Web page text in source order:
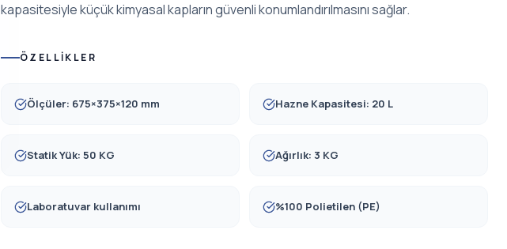
kapasitesiyle küçük kimyasal kapların güvenli konumlandırılmasını sağlar.
ÖZELLIKLER
Ölçüler: 675×375×120 mm Hazne Kapasitesi: 20 L
Statik Yük: 50 KG Ağırlık: 3 KG
Laboratuvar kullanımı %100 Polietilen (PE)